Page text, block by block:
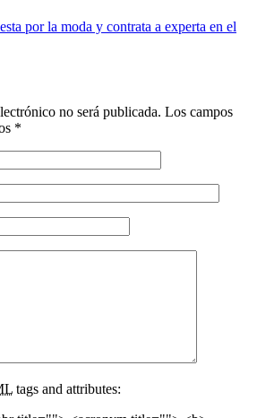
por la moda y contrata a experta en el
no será publicada. Los campos
*
tags and attributes: